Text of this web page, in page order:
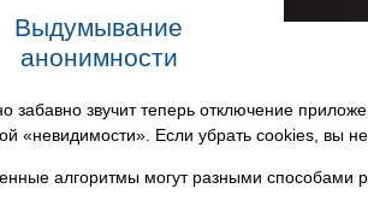
Выдумывание
анонимности
забавно звучит теперь отключение
«невидимости». Если убрать cookies, вы
алгоритмы могут разными способами